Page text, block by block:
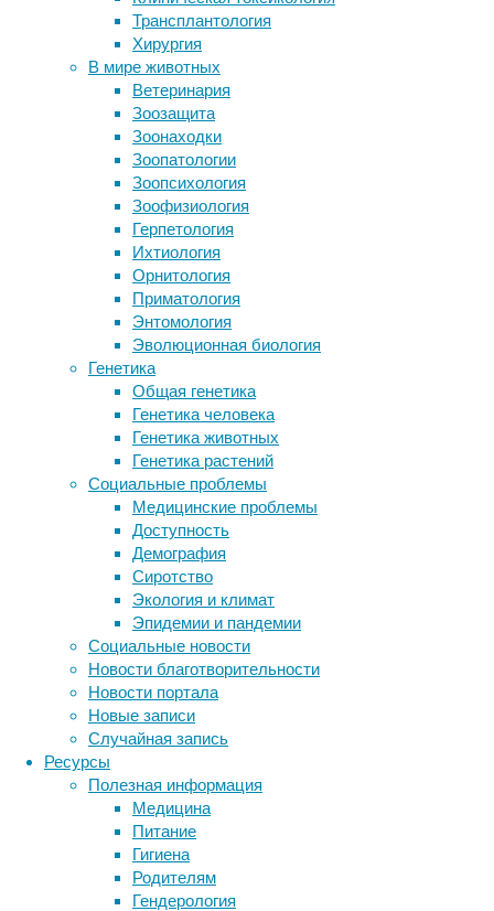
Трансплантология
Хирургия
В мире животных
Ветеринария
Зоозащита
Зоонаходки
Зоопатологии
Зоопсихология
Зоофизиология
Герпетология
Ихтиология
Орнитология
Приматология
Энтомология
Эволюционная биология
Генетика
Общая генетика
Генетика человека
Генетика животных
Генетика растений
Социальные проблемы
Медицинские проблемы
Доступность
Демография
Сиротство
Экология и климат
Эпидемии и пандемии
Социальные новости
Новости благотворительности
Новости портала
Новые записи
Случайная запись
Ресурсы
Полезная информация
Медицина
Питание
Гигиена
Родителям
Гендерология
локомоция,
палеонтология,
эволюция
Большинство
рептилий
—
как
вымерших,
так
современных
—
передвигаются
на
четырех
ногах,
однако
динозавры
еще
на
ранних
этапах
своей
эволюции
отделились
от
сородичей,
став
двуногими.
И
теперь
ученые
смогли
узнать,
как
им
это
удалось.
качестве гроба
Прощай, бессонница!
Зрение пчел и птиц заставило цветы
измениться
«Я очень стараюсь, но мне тяжело…
я очень хочу второе ушко и
слышать, как все»
Древний грипп мог передаться
другим животным от рыб
Следите за новостями